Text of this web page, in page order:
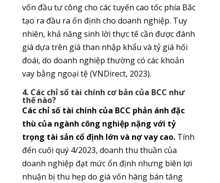
vốn đầu tư công cho các tuyến cao tốc phía Bắc
tạo ra đầu ra ổn định cho doanh nghiệp. Tuy
nhiên, khả năng sinh lời thực tế cần được đánh
giá dựa trên giá than nhập khẩu và tỷ giá hối
đoái, do doanh nghiệp thường có các khoản
vay bằng ngoại tệ (VNDirect, 2023).
4. Các chỉ số tài chính cơ bản của BCC như
thế nào?
Các chỉ số tài chính của BCC phản ánh đặc
thù của ngành công nghiệp nặng với tỷ
trọng tài sản cố định lớn và nợ vay cao.Tính
đến cuối quý 4/2023, doanh thu thuần của
doanh nghiệp đạt mức ổn định nhưng biên lợi
nhuận bị thu hẹp do giá vốn hàng bán tăng